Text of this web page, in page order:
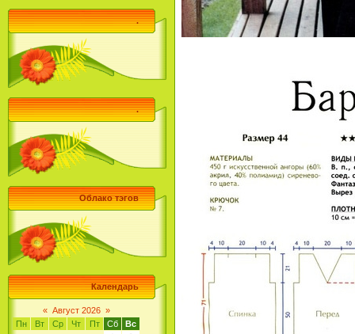
.
.
Облако тэгов
Календарь
« Август 2026 »
Пн
Вт Ср Чт Пт Сб
Вс